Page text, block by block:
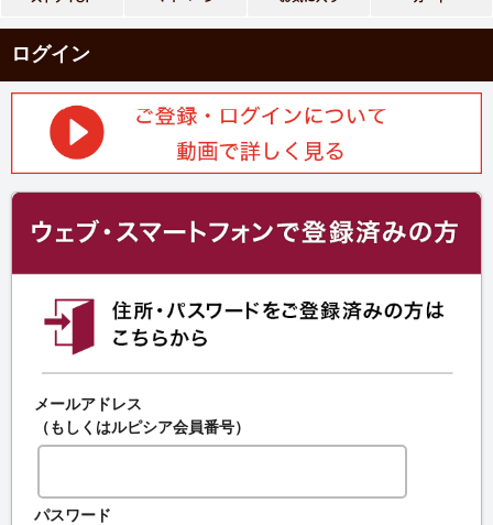
ログイン
メールアドレス
（もしくはルピシア会員番号）
パスワード